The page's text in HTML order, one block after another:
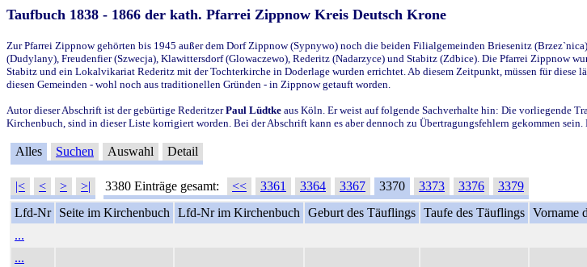
Taufbuch 1838 - 1866 der kath. Pfarrei Zippnow Kreis Deutsch Krone
Zur Pfarrei Zippnow gehörten bis 1945 außer dem Dorf Zippnow (Sypnywo) noch die beiden Filialgemeinden Briesenitz
(Dudylany), Freudenfier (Szwecja), Klawittersdorf (Glowaczewo), Rederitz (Nadarzyce) und Stabitz (Zdbice). Die Pfarrei Zippnow
Stabitz und ein Lokalvikariat Rederitz mit der Tochterkirche in Doderlage wurden errichtet. Ab diesem Zeitpunkt, müssen für diese
diesen Gemeinden - wohl noch aus traditionellen Gründen - in Zippnow getauft worden.
Autor dieser Abschrift ist der gebürtige RederitzerPaul Lüdtke aus Köln. Er weist auf folgende Sachverhalte hin: Die vorliegende
Kirchenbuch, sind in dieser Liste korrigiert worden. Bei der Abschrift kann es aber dennoch zu Übertragungsfehlern gekommen
Alles Suchen Auswahl Detail
|< < > >| 3380 Einträge gesamt: << 3361 3364 3367 3370 3373 3376
3379
Lfd-Nr
Seite im Kirchenbuch Lfd-Nr im Kirchenbuch Geburt des Täuflings Taufe des Täuflings Vorname
...
...